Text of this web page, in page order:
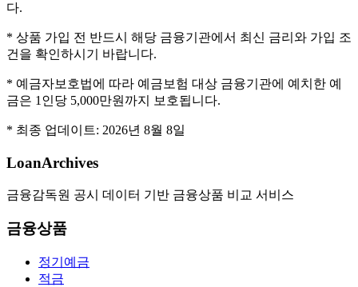
다.
* 상품 가입 전 반드시 해당 금융기관에서 최신 금리와 가입 조
건을 확인하시기 바랍니다.
* 예금자보호법에 따라 예금보험 대상 금융기관에 예치한 예
금은 1인당 5,000만원까지 보호됩니다.
* 최종 업데이트: 2026년 8월 8일
LoanArchives
금융감독원 공시 데이터 기반 금융상품 비교 서비스
금융상품
정기예금
적금